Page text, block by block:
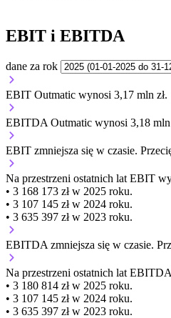
EBIT i EBITDA
dane za rok
EBIT Outmatic wynosi 3,17 mln zł.
EBITDA Outmatic wynosi 3,18 mln
EBIT zmniejsza się w czasie.
Na przestrzeni ostatnich lat EBIT
• 3 168 173 zł w 2025 roku.
• 3 107 145 zł w 2024 roku.
• 3 635 397 zł w 2023 roku.
EBITDA zmniejsza się w czasie.
Na przestrzeni ostatnich lat
• 3 180 814 zł w 2025 roku.
• 3 107 145 zł w 2024 roku.
• 3 635 397 zł w 2023 roku.